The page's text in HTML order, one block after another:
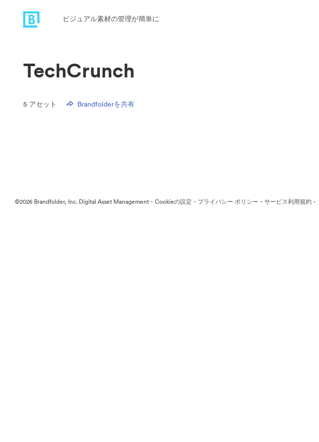
ビジュアル素材の管理が簡単に
TechCrunch
5 アセット Brandfolderを共有
©2026 Brandfolder, Inc. Digital Asset Management · Cookieの設定 · プライバシー ポリシー · サービス利用規約 ·